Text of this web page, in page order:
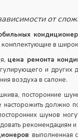
от
в
цена ремонта
и других
воздуха в салоне.
посторонние
должно
шумов
рекомендациям
выполненная